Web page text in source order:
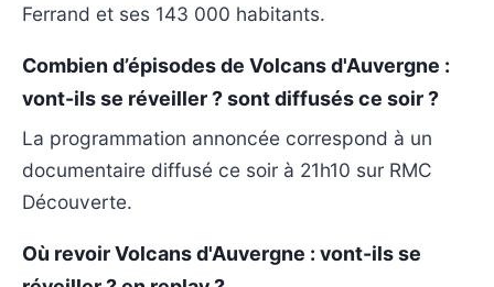
Ferrand et ses 143 000 habitants.
Combien d’épisodes de Volcans d'Auvergne :
vont-ils se réveiller ? sont diffusés ce soir ?
La programmation annoncée correspond à un
documentaire diffusé ce soir à 21h10 sur RMC
Découverte.
Où revoir Volcans d'Auvergne : vont-ils se